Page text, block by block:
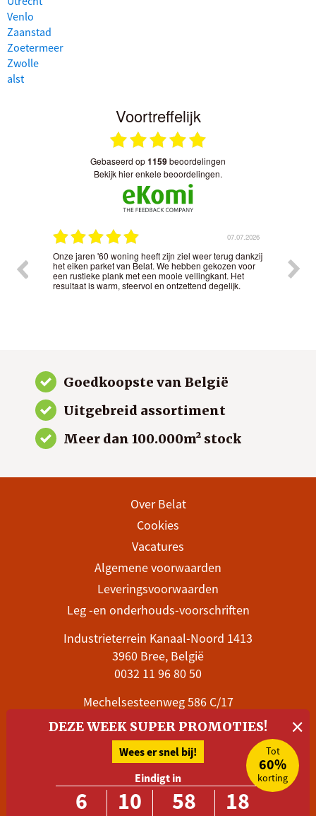
Venlo
Zaanstad
Zoetermeer
Zwolle
alst
Voortreffelijk
gebaseerd op1159beoordelingen
bekijk hier enkele beoordelingen.
07.07.2026
Onze jaren '60 woning heeft zijn ziel weer terug dankzij
het eiken parket van Belat. We hebben gekozen voor
een rustieke plank met een mooie vellingkant. Het
resultaat is warm, sfeervol en ontzettend degelijk.
Goedkoopste van België
Uitgebreid assortiment
Meer dan 100.000m² stock
Over Belat
Cookies
Vacatures
Algemene voorwaarden
Leveringsvoorwaarden
Leg -en onderhouds-voorschriften
Industrieterrein Kanaal-Noord 1413
3960 Bree, België
0032 11 96 80 50
Mechelsesteenweg 586 C/17
1800 Vilvoorde, België
0032 28 99 06 78
Stuur een e-mail
Volg Belat en blijf op de hoogte
DEZE WEEK SUPER PROMOTIES! ×
Wees er snel bij! Tot
60%
korting
Eindigt in
6 10 58 18